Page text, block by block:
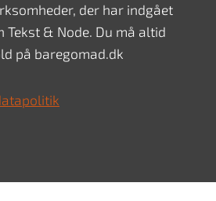
der har indgået
Tekst & Node. Du må altid
på baregomad.dk